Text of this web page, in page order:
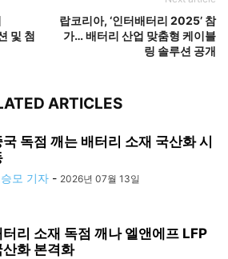
및 첨
랍코리아, ‘인터배터리 2025’ 참
가… 배터리 산업 맞춤형 케이블
링 솔루션 공개
ARTICLES
국 독점 깨는 배터리 소재 국산화 시
모 기자 - 2026년 07월 13일
터리 소재 독점 깨나 엘앤에프 LFP
산화 본격화